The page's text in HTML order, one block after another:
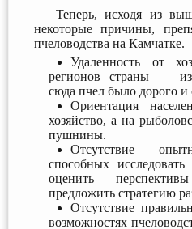
Теперь, исходя из
некоторые причины,
пчеловодства на Камчатке.
Удаленность от
регионов страны — из-
сюда пчел было дорого и
Ориентация
хозяйство, а на
пушнины.
Отсутствие
способных
оценить
предложить стратегию
Отсутствие
возможностях